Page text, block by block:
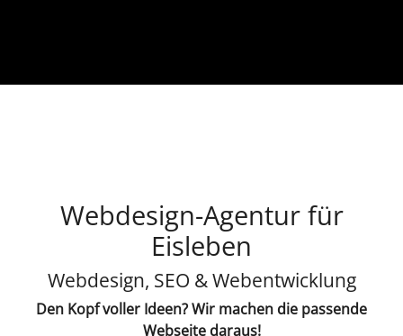
Webdesign-Agentur für
Eisleben
Webdesign, SEO & Webentwicklung
Den Kopf voller Ideen? Wir machen die passende
Webseite daraus!